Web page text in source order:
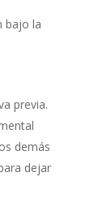
bajo la
previa.
demás
dejar